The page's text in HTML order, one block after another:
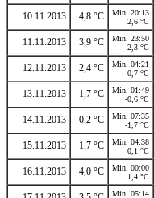
10.11.2013 4,8 °C
Min. 20:13
2,6 °C
11.11.2013 3,9 °C
Min. 23:50
2,3 °C
12.11.2013 2,4 °C
Min. 04:21
-0,7 °C
13.11.2013 1,7 °C
Min. 01:49
-0,6 °C
14.11.2013 0,2 °C
Min. 07:35
-1,7 °C
15.11.2013 1,7 °C
Min. 04:38
0,1 °C
16.11.2013 4,0 °C
Min. 00:00
1,4 °C
Min. 05:14